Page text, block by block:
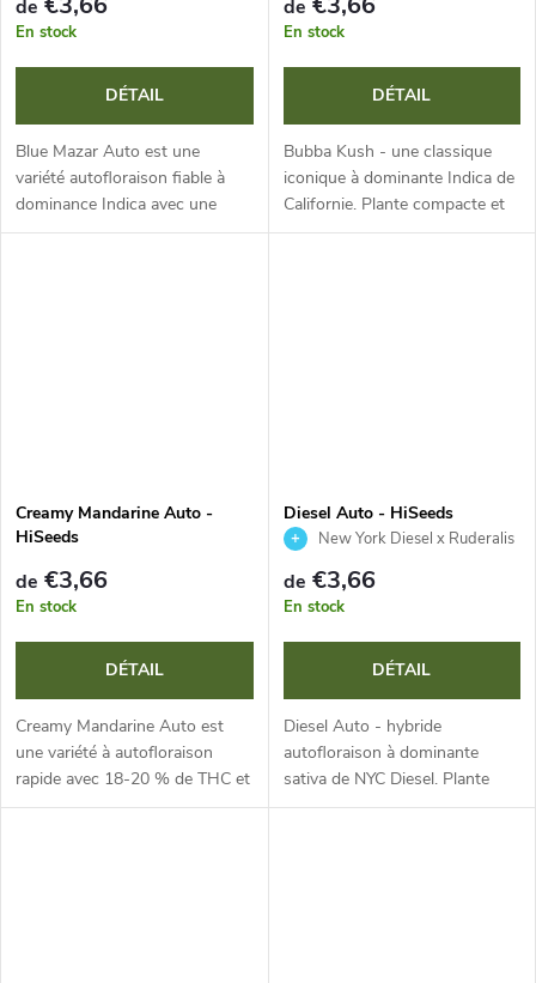
de
En stock
DÉTAIL
Blue Mazar Auto est une
variété autofloraison fiable à
dominance Indica avec une
teneur en THC jusqu’à 23 %.
de
En stock
DÉTAIL
Bubba Kush - une classique
iconique à dominante Indica de
Californie. Plante compacte et
robuste, têtes denses et
Creamy Mandarine Auto -
HiSeeds
de €3,66
En stock
DÉTAIL
Creamy Mandarine Auto est
une variété à autofloraison
rapide avec 18-20 % de THC et
un cycle de vie de seulement 9
Diesel Auto - HiSeeds
New York Diesel x Ruderalis
de €3,66
En stock
DÉTAIL
Diesel Auto - hybride
autofloraison à dominante
sativa de NYC Diesel. Plante
compacte et résistante avec